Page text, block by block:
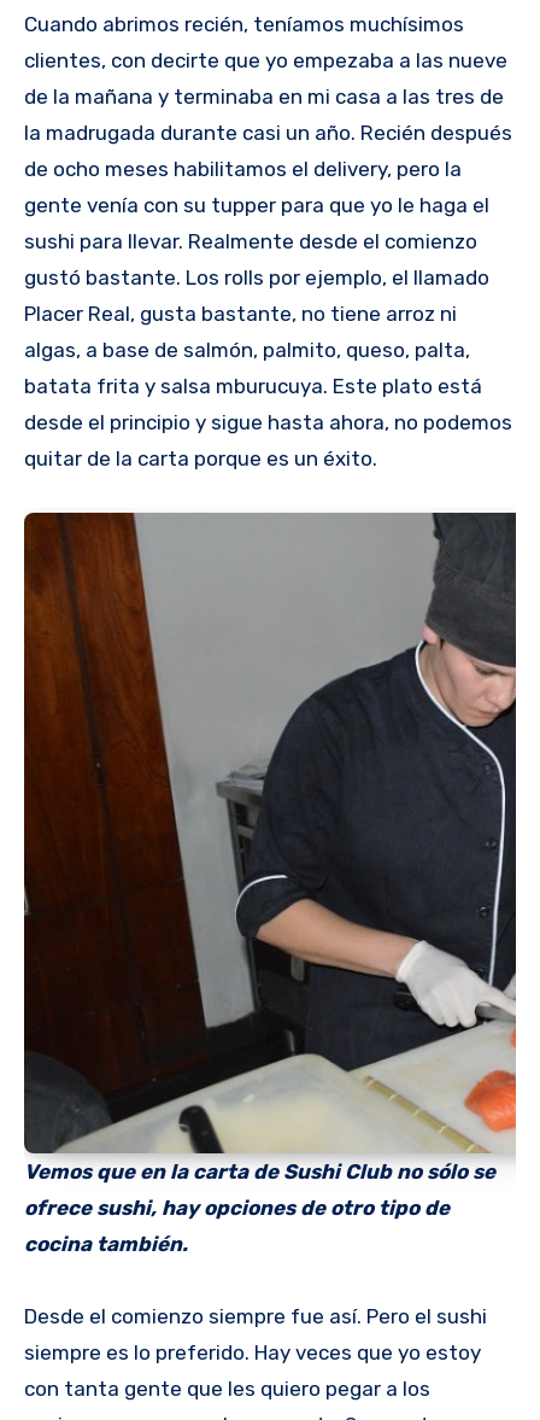
Cuando abrimos recién, teníamos muchísimos
clientes, con decirte que yo empezaba a las nueve
de la mañana y terminaba en mi casa a las tres de
la madrugada durante casi un año. Recién después
de ocho meses habilitamos el delivery, pero la
gente venía con su tupper para que yo le haga el
sushi para llevar. Realmente desde el comienzo
gustó bastante. Los rolls por ejemplo, el llamado
Placer Real, gusta bastante, no tiene arroz ni
algas, a base de salmón, palmito, queso, palta,
batata frita y salsa mburucuya. Este plato está
desde el principio y sigue hasta ahora, no podemos
quitar de la carta porque es un éxito.
Vemos que en la carta de Sushi Club no sólo se
ofrece sushi, hay opciones de otro tipo de
cocina también.
Desde el comienzo siempre fue así. Pero el sushi
siempre es lo preferido. Hay veces que yo estoy
con tanta gente que les quiero pegar a los